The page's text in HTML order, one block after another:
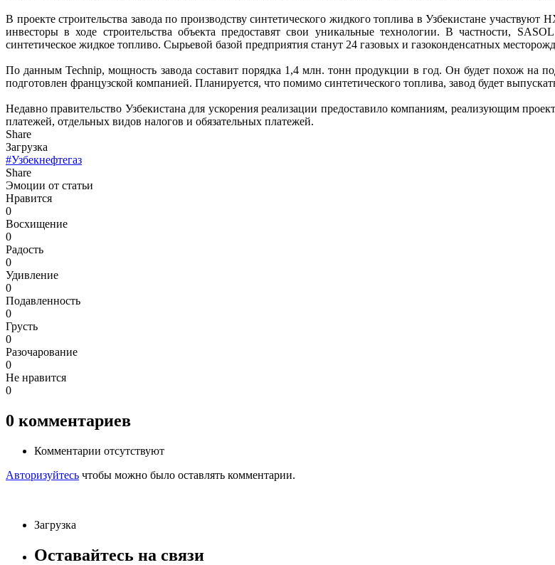
В проекте строительства завода по производству синтетического жидкого топлива в Узбекистане участвуют
инвесторы в ходе строительства объекта предоставят свои уникальные технологии. В частности,
синтетическое жидкое топливо. Сырьевой базой предприятия станут 24 газовых и газоконденсатных
По данным Technip, мощность завода составит порядка 1,4 млн. тонн продукции в год. Он будет похож на
подготовлен французской компанией. Планируется, что помимо синтетического топлива, завод будет
Недавно правительство Узбекистана для ускорения реализации предоставило компаниям, реализующим проект
платежей, отдельных видов налогов и обязательных платежей.
Share
Загрузка
#Узбекнефтегаз
Share
Эмоции от статьи
Нравится
0
Восхищение
0
Радость
0
Удивление
0
Подавленность
0
Грусть
0
Разочарование
0
Не нравится
0
0 комментариев
Комментарии отсутствуют
Авторизуйтесь чтобы можно было оставлять комментарии.
Загрузка
Оставайтесь на связи